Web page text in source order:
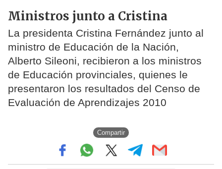
Ministros junto a Cristina
La presidenta Cristina Fernández junto al
ministro de Educación de la Nación,
Alberto Sileoni, recibieron a los ministros
de Educación provinciales, quienes le
presentaron los resultados del Censo de
Evaluación de Aprendizajes 2010
Compartir